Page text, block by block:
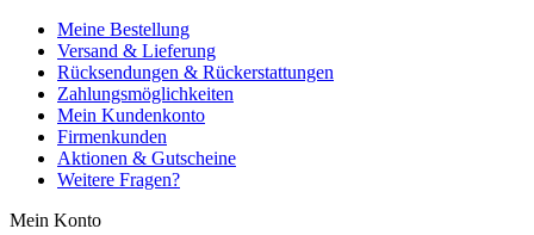
Meine Bestellung
Versand & Lieferung
Rücksendungen & Rückerstattungen
Zahlungsmöglichkeiten
Mein Kundenkonto
Firmenkunden
Aktionen & Gutscheine
Weitere Fragen?
Mein Konto